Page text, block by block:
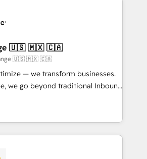
journey that sets your
term success. Unlock your
when?
stratégie digitale et le pilotage
: 🧽 Nettoyage,
des bases de données. 🚀
interfaces avec vos logiciels
utilisateurs 🎓
🇺🇸 🇲🇽 🇨🇦
🇺🇸 🇲🇽 🇨🇦
— we transform businesses.
we go beyond traditional Inbound
exclusive methodologies:
Together, they form a powerful
has driven success for over 800
Partners, we